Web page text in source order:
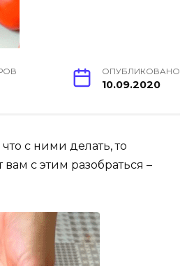
ОПУБЛИКОВАНО
10.09.2020
с ними делать, то
с этим разобраться –